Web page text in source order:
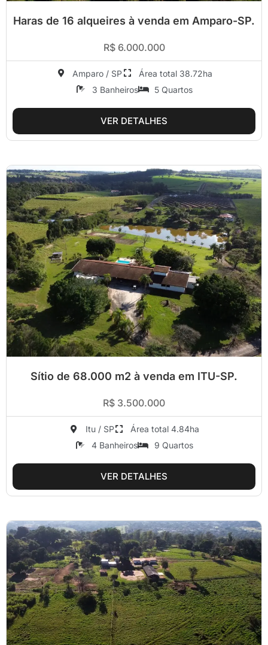
Haras de 16 alqueires à venda em Amparo-SP.
R$ 6.000.000
Amparo / SP
Área total 38.72ha
3 Banheiros
5 Quartos
VER DETALHES
Sítio de 68.000 m2 à venda em ITU-SP.
R$ 3.500.000
Itu / SP
Área total 4.84ha
4 Banheiros
9 Quartos
VER DETALHES